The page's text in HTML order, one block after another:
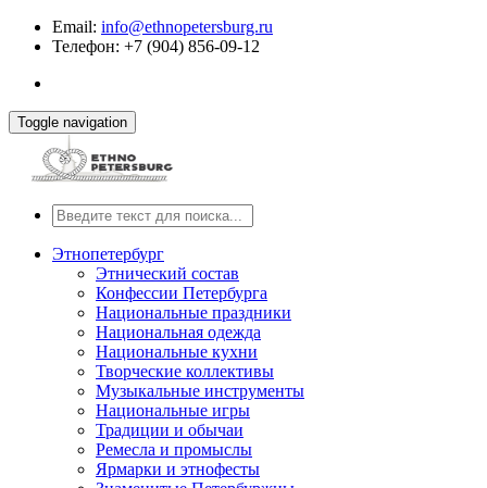
Email: info@ethnopetersburg.ru
Телефон: +7 (904) 856-09-12
Toggle navigation
Этнопетербург
Этнический состав
Конфессии Петербурга
Национальные праздники
Национальная одежда
Национальные кухни
Творческие коллективы
Музыкальные инструменты
Национальные игры
Традиции и обычаи
Ремесла и промыслы
Ярмарки и этнофесты